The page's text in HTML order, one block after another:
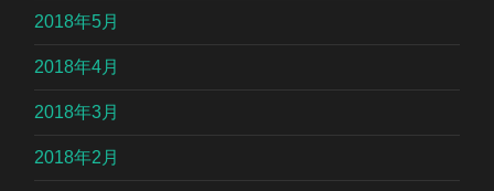
2018年5月
2018年4月
2018年3月
2018年2月